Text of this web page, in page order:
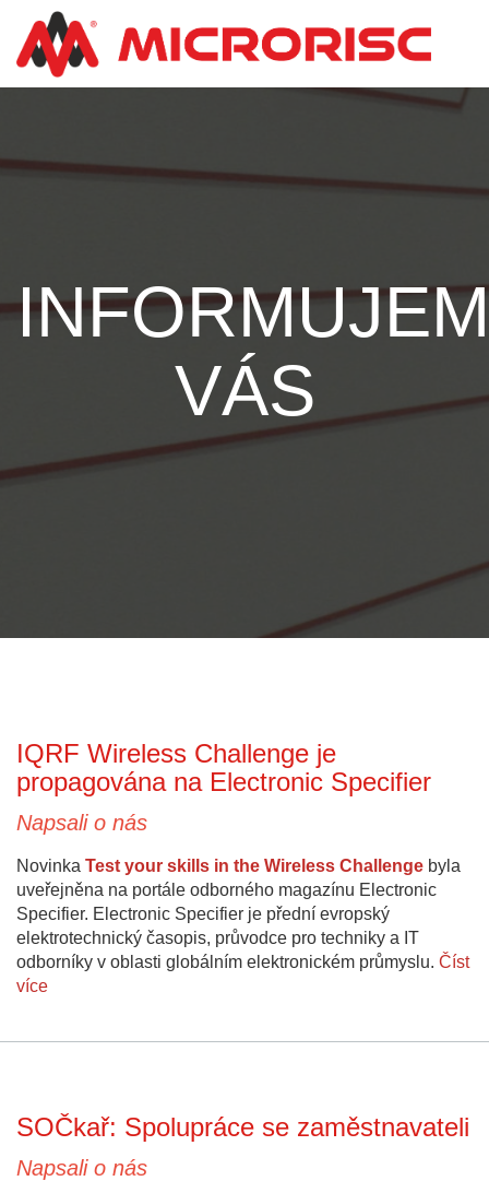
VÁS
IQRF Wireless Challenge je
propagována na Electronic Specifier
Napsali o nás
Novinka Test your skills in the Wireless Challenge byla
uveřejněna na portále odborného magazínu Electronic
Specifier. Electronic Specifier je přední evropský
elektrotechnický časopis, průvodce pro techniky a IT
odborníky v oblasti globálním elektronickém průmyslu. Číst
více
SOČkař: Spolupráce se zaměstnavateli
Napsali o nás